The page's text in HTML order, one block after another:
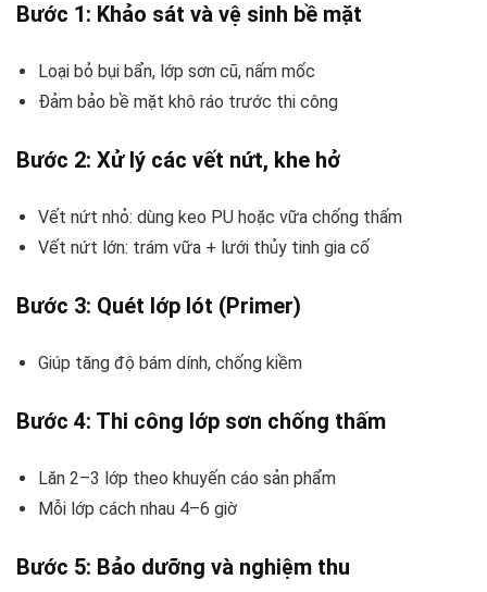
Bước 1: Khảo sát và vệ sinh bề mặt
Loại bỏ bụi bẩn, lớp sơn cũ, nấm mốc
Đảm bảo bề mặt khô ráo trước thi công
Bước 2: Xử lý các vết nứt, khe hở
Vết nứt nhỏ: dùng keo PU hoặc vữa chống thấm
Vết nứt lớn: trám vữa + lưới thủy tinh gia cố
Bước 3: Quét lớp lót (Primer)
Giúp tăng độ bám dính, chống kiềm
Bước 4: Thi công lớp sơn chống thấm
Lăn 2–3 lớp theo khuyến cáo sản phẩm
Mỗi lớp cách nhau 4–6 giờ
Bước 5: Bảo dưỡng và nghiệm thu